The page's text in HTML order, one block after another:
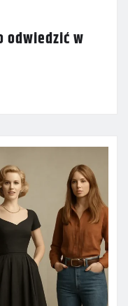
odwiedzić w